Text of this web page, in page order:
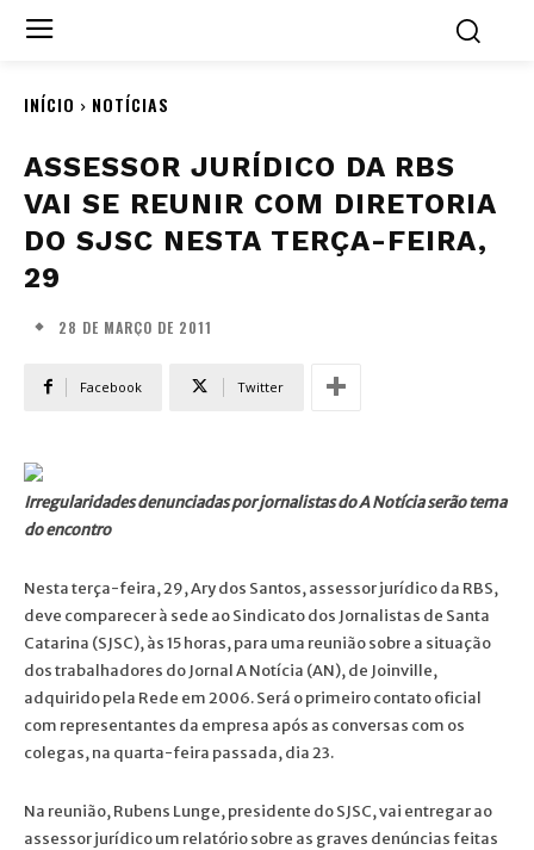
INÍCIO NOTÍCIAS
ASSESSOR JURÍDICO DA RBS
VAI SE REUNIR COM DIRETORIA
DO SJSC NESTA TERÇA-FEIRA,
29
28 DE MARÇO DE 2011
Facebook Twitter
Irregularidades denunciadas por jornalistas do A Notícia serão tema
do encontro
Nesta terça-feira, 29, Ary dos Santos, assessor jurídico da RBS,
deve comparecer à sede ao Sindicato dos Jornalistas de Santa
Catarina (SJSC), às 15 horas, para uma reunião sobre a situação
dos trabalhadores do Jornal A Notícia (AN), de Joinville,
adquirido pela Rede em 2006. Será o primeiro contato oficial
com representantes da empresa após as conversas com os
colegas, na quarta-feira passada, dia 23.
Na reunião, Rubens Lunge, presidente do SJSC, vai entregar ao
assessor jurídico um relatório sobre as graves denúncias feitas